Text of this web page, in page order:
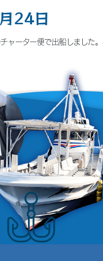
24日
ャーター便で出船しました